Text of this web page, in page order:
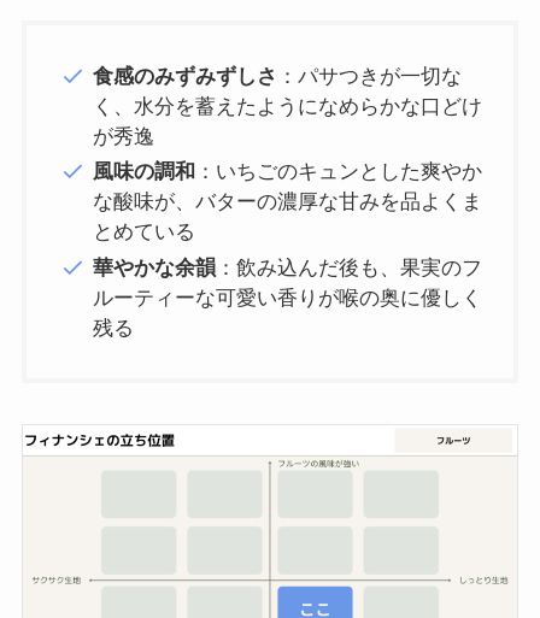
食感のみずみずしさ ：パサつきが一切な
く、水分を蓄えたようになめらかな口どけ
が秀逸
風味の調和 ：いちごのキュンとした爽やか
な酸味が、バターの濃厚な甘みを品よくま
とめている
華やかな余韻 ：飲み込んだ後も、果実のフ
ルーティーな可愛い香りが喉の奥に優しく
残る